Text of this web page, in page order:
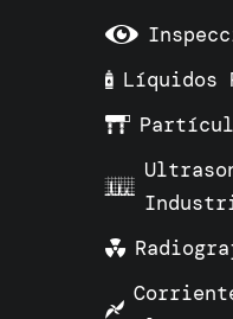
Líquidos